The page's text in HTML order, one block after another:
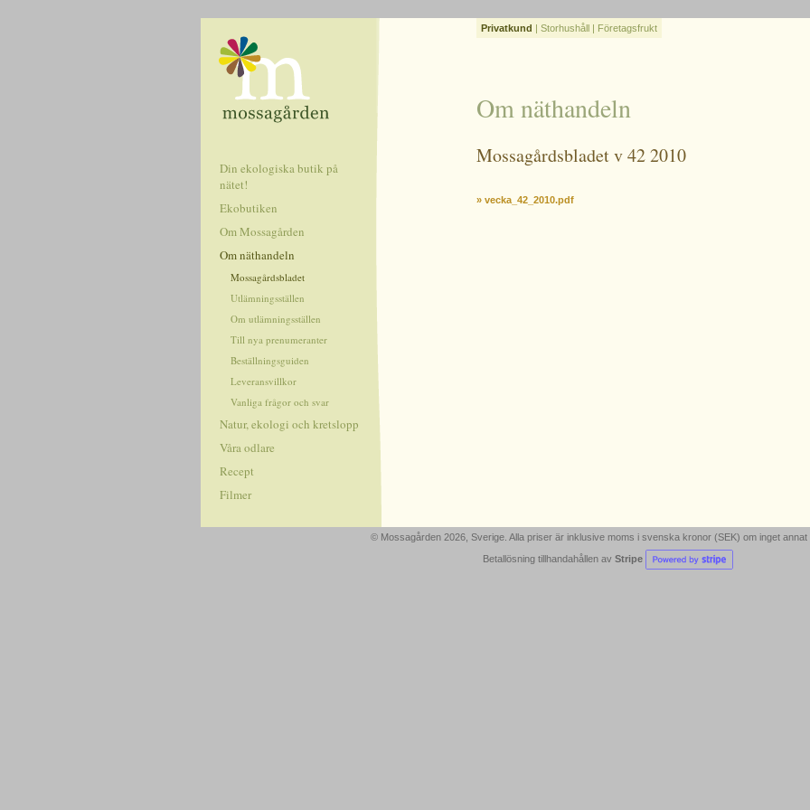
Din ekologiska butik på
nätet!
Ekobutiken
Om Mossagården
Om näthandeln
Mossagårdsbladet
Utlämningsställen
Om utlämningsställen
Till nya prenumeranter
Beställningsguiden
Leveransvillkor
Vanliga frågor och svar
Natur, ekologi och kretslopp
Våra odlare
Recept
Filmer
Privatkund | Storhushåll | Företagsfrukt
Om näthandeln
Mossagårdsbladet v 42 2010
» vecka_42_2010.pdf
© Mossagården 2026, Sverige. Alla priser är inklusive moms i svenska kronor (SEK) om inget annat
Betallösning tillhandahållen av Stripe